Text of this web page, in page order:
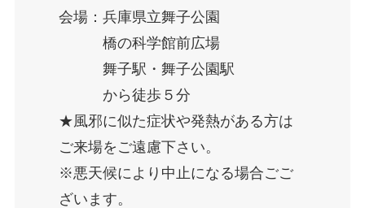
会場：兵庫県立舞子公園
橋の科学館前広場
舞子駅・舞子公園駅
から徒歩５分
★風邪に似た症状や発熱がある方は
ご来場をご遠慮下さい。
※悪天候により中止になる場合ごご
ざいます。